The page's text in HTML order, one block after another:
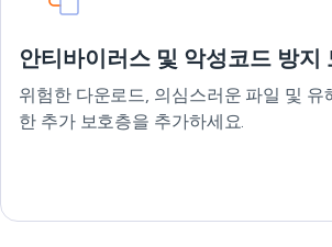
안티바이러스 및 악성코드 방지
위험한 다운로드, 의심스러운 파일 및 유
한 추가 보호층을 추가하세요.